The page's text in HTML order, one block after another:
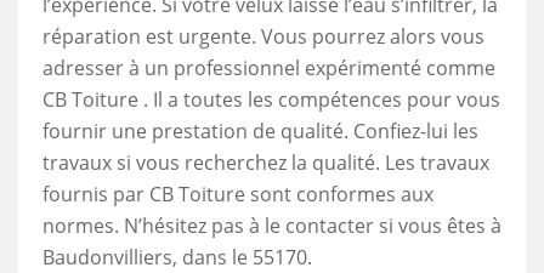
réparation est urgente. Vous pourrez alors vous
adresser à un professionnel expérimenté comme
CB Toiture . Il a toutes les compétences pour vous
fournir une prestation de qualité. Confiez-lui les
travaux si vous recherchez la qualité. Les travaux
fournis par CB Toiture sont conformes aux
normes. N’hésitez pas à le contacter si vous êtes à
Baudonvilliers, dans le 55170.